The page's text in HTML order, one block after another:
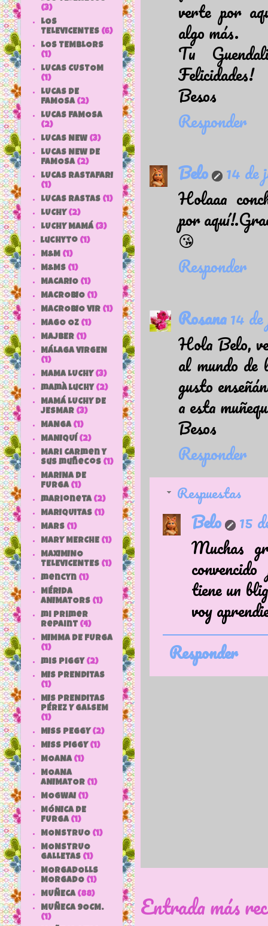
verte por
algo más.
Tu
Felicidades!
Besos
Responder
Belo
14 de
Holaaa
por
😘
Responder
Rosana14
Hola Belo,
al mundo de
gusto
a esta
Besos
Responder
Respuestas
Belo
15
Muchas
tiene un
voy
Responder
Entrada más
(3)
LOS
TELEVICENTES (6)
LOS TEMBLORS
(1)
LUCAS CUSTOM
(1)
LUCAS DE
FAMOSA (2)
LUCAS FAMOSA
(2)
LUCAS NEW (3)
LUCAS NEW DE
FAMOSA (2)
LUCAS RASTAFARI
(1)
LUCAS RASTAS (1)
LUCHY (2)
LUCHY MAMÁ (3)
luchyto (1)
M&M (1)
M&MS (1)
MACARIO (1)
MACROBIO (1)
MACROBIO VIR (1)
MAGO OZ (1)
MAJBER (1)
MÁLAGA VIRGEN
(1)
MAMA LUCHY (3)
mamà luchy (2)
MAMÁ LUCHY DE
JESMAR (3)
MANGA (1)
MANIQUÍ (2)
Mari Carmen y
sus muñecos (1)
MARINA DE
FURGA (1)
marioneta (2)
MARIQUITAS (1)
MARS (1)
MARY MERCHE (1)
MAXIMINO
TELEVICENTES (1)
mencyn (1)
MÉRIDA
ANIMATORS (1)
mi primer
repaint (4)
MIMMA DE FURGA
(1)
mis piggy (2)
MIS PRENDITAS
(1)
MIS PRENDITAS
PÉREZ Y GALSEM
(1)
MISS PEGGY (2)
MISS PIGGY (1)
MOANA (1)
MOANA
ANIMATOR (1)
MOGWAI (1)
MÓNICA DE
FURGA (1)
MONSTRUO (1)
MONSTRUO
GALLETAS (1)
MORGADOLLS
MORGADO (1)
MUÑECA (88)
MUÑECA 9OCM.
(1)